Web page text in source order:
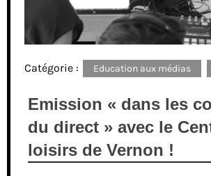
Catégorie : Education aux médias
Emission « dans les
du direct » avec le
loisirs de Vernon !